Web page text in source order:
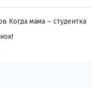
Когда мама – студентка